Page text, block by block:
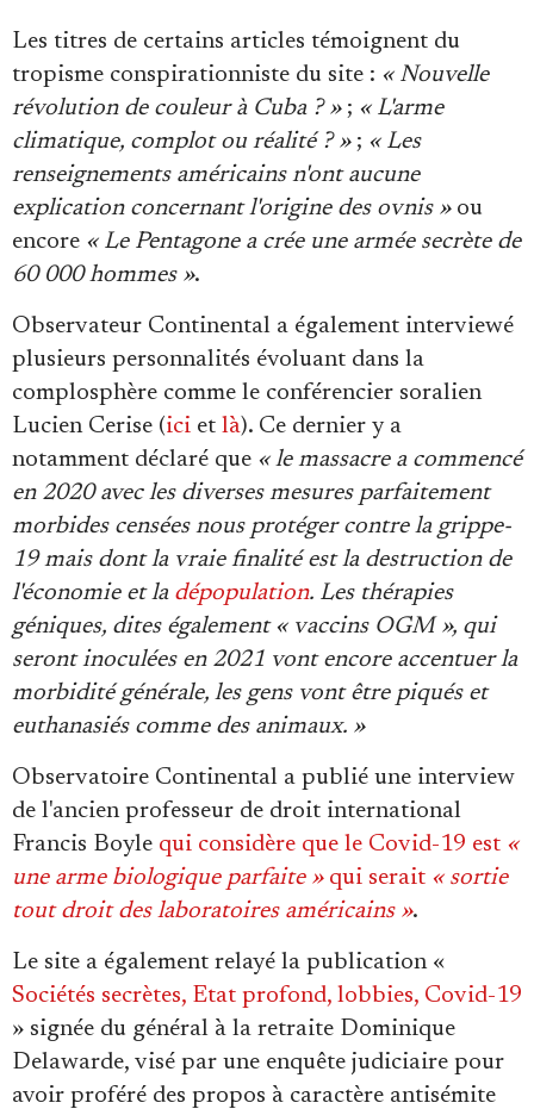
Les titres de certains articles témoignent du
tropisme conspirationniste du site : « Nouvelle
révolution de couleur à Cuba ? »; « L'arme
climatique, complot ou réalité ? »; « Les
renseignements américains n'ont aucune
explication concernant l'origine des ovnis » ou
encore « Le Pentagone a crée une armée secrète de
60 000 hommes ».
Observateur Continental a également interviewé
plusieurs personnalités évoluant dans la
complosphère comme le conférencier soralien
Lucien Cerise (ici et là). Ce dernier y a
notamment déclaré que « le massacre a commencé
en 2020 avec les diverses mesures parfaitement
morbides censées nous protéger contre la grippe-
19 mais dont la vraie finalité est la destruction de
l'économie et la dépopulation. Les thérapies
géniques, dites également « vaccins OGM », qui
seront inoculées en 2021 vont encore accentuer la
morbidité générale, les gens vont être piqués et
euthanasiés comme des animaux. »
Observatoire Continental a publié une interview
de l'ancien professeur de droit international
Francis Boyle qui considère que le Covid-19 est «
une arme biologique parfaite »qui serait « sortie
tout droit des laboratoires américains ».
Le site a également relayé la publication «
Sociétés secrètes, Etat profond, lobbies, Covid-19
» signée du général à la retraite Dominique
Delawarde, visé par une enquête judiciaire pour
avoir proféré des propos à caractère antisémite